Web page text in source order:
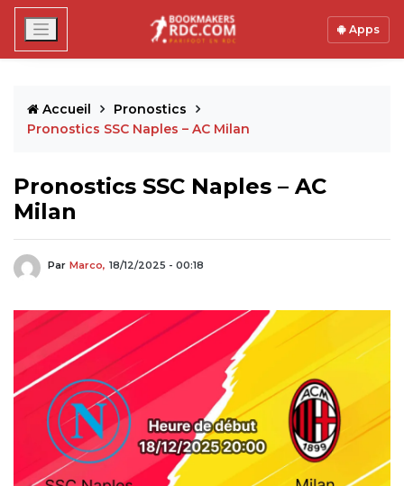
Apps
Accueil
Pronostics
Pronostics SSC Naples – AC Milan
Pronostics SSC Naples – AC
Milan
Par Marco, 18/12/2025 - 00:18